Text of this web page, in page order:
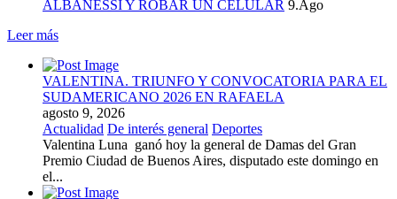
ALBANESSI Y ROBAR UN CELULAR 9.Ago
Leer más
VALENTINA. TRIUNFO Y CONVOCATORIA PARA EL
SUDAMERICANO 2026 EN RAFAELA
agosto 9, 2026
Actualidad De interés general Deportes
Valentina Luna ganó hoy la general de Damas del Gran
Premio Ciudad de Buenos Aires, disputado este domingo en
el...